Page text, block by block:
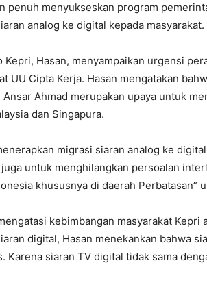
penuh menyukseskan program
analog ke digital kepada masyarakat.
Kepri, Hasan, menyampaikan urgensi
UU Cipta Kerja. Hasan mengatakan
Ansar Ahmad merupakan upaya untuk
dan Singapura.
migrasi siaran analog ke
untuk menghilangkan persoalan
khususnya di daerah Perbatasan”
kebimbangan masyarakat Kepri
digital, Hasan menekankan bahwa
Karena siaran TV digital tidak sama